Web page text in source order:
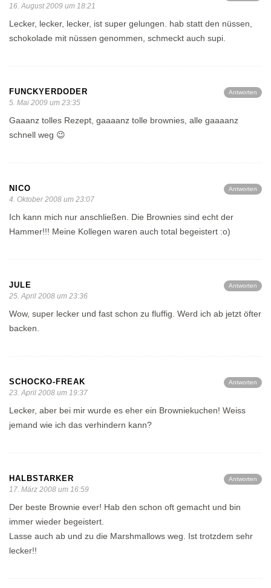
16. August 2009 um 18:21
Lecker, lecker, lecker, ist super gelungen. hab statt den nüssen,
schokolade mit nüssen genommen, schmeckt auch supi.
Antworten
FUNCKYERDODER
5. Mai 2009 um 23:35
Gaaanz tolles Rezept, gaaaanz tolle brownies, alle gaaaanz
schnell weg 😉
Antworten
NICO
4. Oktober 2008 um 23:07
Ich kann mich nur anschließen. Die Brownies sind echt der
Hammer!!! Meine Kollegen waren auch total begeistert :o)
Antworten
JULE
25. April 2008 um 23:36
Wow, super lecker und fast schon zu fluffig. Werd ich ab jetzt öfter
backen.
Antworten
SCHOCKO-FREAK
23. April 2008 um 19:37
Lecker, aber bei mir wurde es eher ein Browniekuchen! Weiss
jemand wie ich das verhindern kann?
Antworten
HALBSTARKER
17. März 2008 um 16:59
Der beste Brownie ever! Hab den schon oft gemacht und bin
immer wieder begeistert.
Lasse auch ab und zu die Marshmallows weg. Ist trotzdem sehr
lecker!!